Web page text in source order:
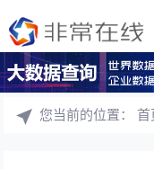
您当前的位置：首